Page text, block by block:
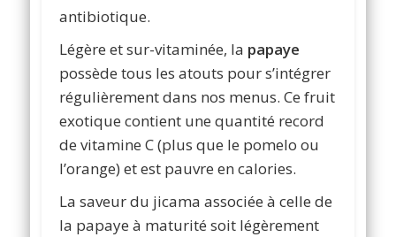
antibiotique.
Légère et sur-vitaminée, la papaye
possède tous les atouts pour s’intégrer
régulièrement dans nos menus. Ce fruit
exotique contient une quantité record
de vitamine C (plus que le pomelo ou
l’orange) et est pauvre en calories.
La saveur du jicama associée à celle de
la papaye à maturité soit légèrement